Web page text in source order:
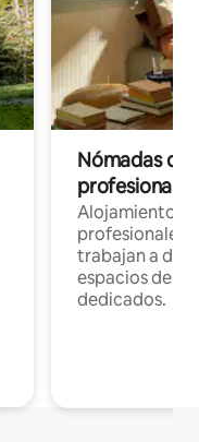
Nómadas
Alojamientos
profesionales
trabajan a
espacios de
dedicados.